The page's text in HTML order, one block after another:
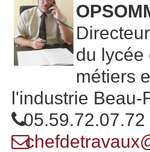
du lycée
métiers
l'industrie Beau-
05.59.72.07.72